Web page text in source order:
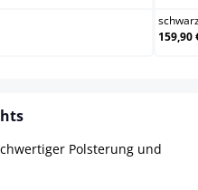
159,90
Polsterung und